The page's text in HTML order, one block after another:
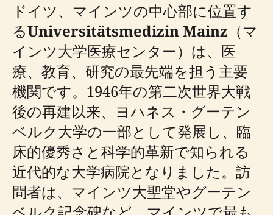
ドイツ、マインツの中心部に位置す
るUniversitätsmedizin Mainz （マ
インツ大学医療センター）は、医
療、教育、研究の最先端を担う主要
機関です。1946年の第二次世界大戦
後の再建以来、ヨハネス・グーテン
ベルク大学の一部として発展し、臨
床的優秀さと科学的革新で知られる
近代的な大学病院となりました。訪
問者は、マインツ大聖堂やグーテン